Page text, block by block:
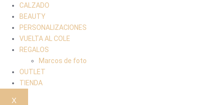
CALZADO
BEAUTY
PERSONALIZACIONES
VUELTA AL COLE
REGALOS
Marcos de foto
OUTLET
TIENDA
X